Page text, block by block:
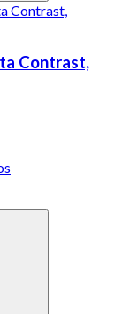
Contrast,